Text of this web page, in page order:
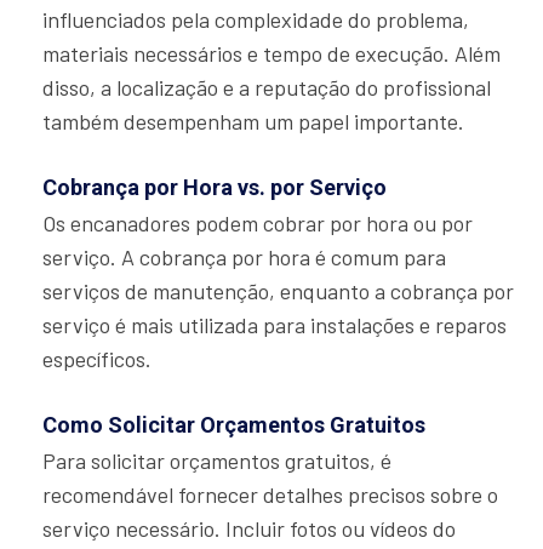
influenciados pela complexidade do problema,
materiais necessários e tempo de execução. Além
disso, a localização e a reputação do profissional
também desempenham um papel importante.
Cobrança por Hora vs. por Serviço
Os encanadores podem cobrar por hora ou por
serviço. A cobrança por hora é comum para
serviços de manutenção, enquanto a cobrança por
serviço é mais utilizada para instalações e reparos
específicos.
Como Solicitar Orçamentos Gratuitos
Para solicitar orçamentos gratuitos, é
recomendável fornecer detalhes precisos sobre o
serviço necessário. Incluir fotos ou vídeos do